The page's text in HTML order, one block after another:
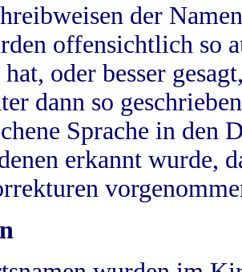
der
offensichtlich so
oder besser
dann so
Sprache in
erkannt wurde,